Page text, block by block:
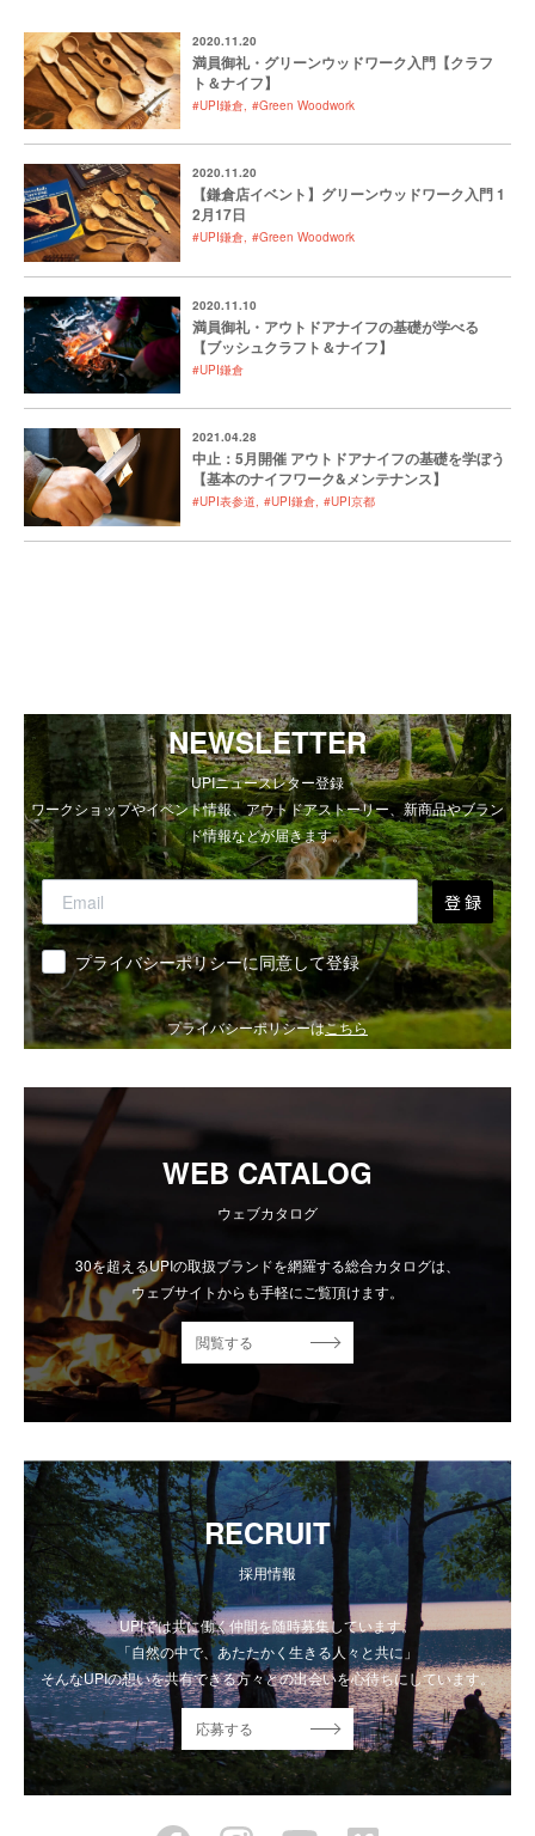
2020.11.20
満員御礼・グリーンウッドワーク入門【クラフ
ト＆ナイフ】
#UPI鎌倉 #Green Woodwork
2020.11.20
【鎌倉店イベント】グリーンウッドワーク入門 1
2月17日
#UPI鎌倉 #Green Woodwork
2020.11.10
満員御礼・アウトドアナイフの基礎が学べる
【ブッシュクラフト＆ナイフ】
#UPI鎌倉
2021.04.28
中止：5月開催 アウトドアナイフの基礎を学ぼう
【基本のナイフワーク&メンテナンス】
#UPI表参道 #UPI鎌倉 #UPI京都
NEWSLETTER
UPIニュースレター登録
ワークショップやイベント情報、アウトドアストーリー、新商品やブラン
ド情報などが届きます。
登 録
同意 プライバシーポリシーに同意して登録
プライバシーポリシーはこちら
WEB CATALOG
ウェブカタログ
30を超えるUPIの取扱ブランドを網羅する総合カタログは、
ウェブサイトからも手軽にご覧頂けます。
閲覧する
RECRUIT
採用情報
UPIでは共に働く仲間を随時募集しています。
「自然の中で、あたたかく生きる人々と共に」
そんなUPIの想いを共有できる方々との出会いを心待ちにしています。
応募する